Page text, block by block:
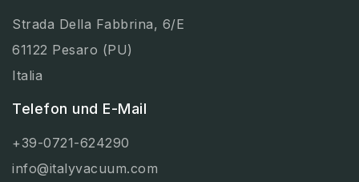
Strada Della Fabbrina, 6/E
61122 Pesaro (PU)
Italia
Telefon und E-Mail
+39-0721-624290
info@italyvacuum.com